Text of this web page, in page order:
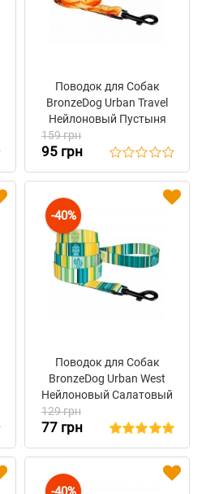
Поводок для Собак
BronzeDog Urban Travel
Нейлоновый Пустыня
159 грн
95 грн
-40%
Поводок для Собак
BronzeDog Urban West
Нейлоновый Салатовый
129 грн
77 грн